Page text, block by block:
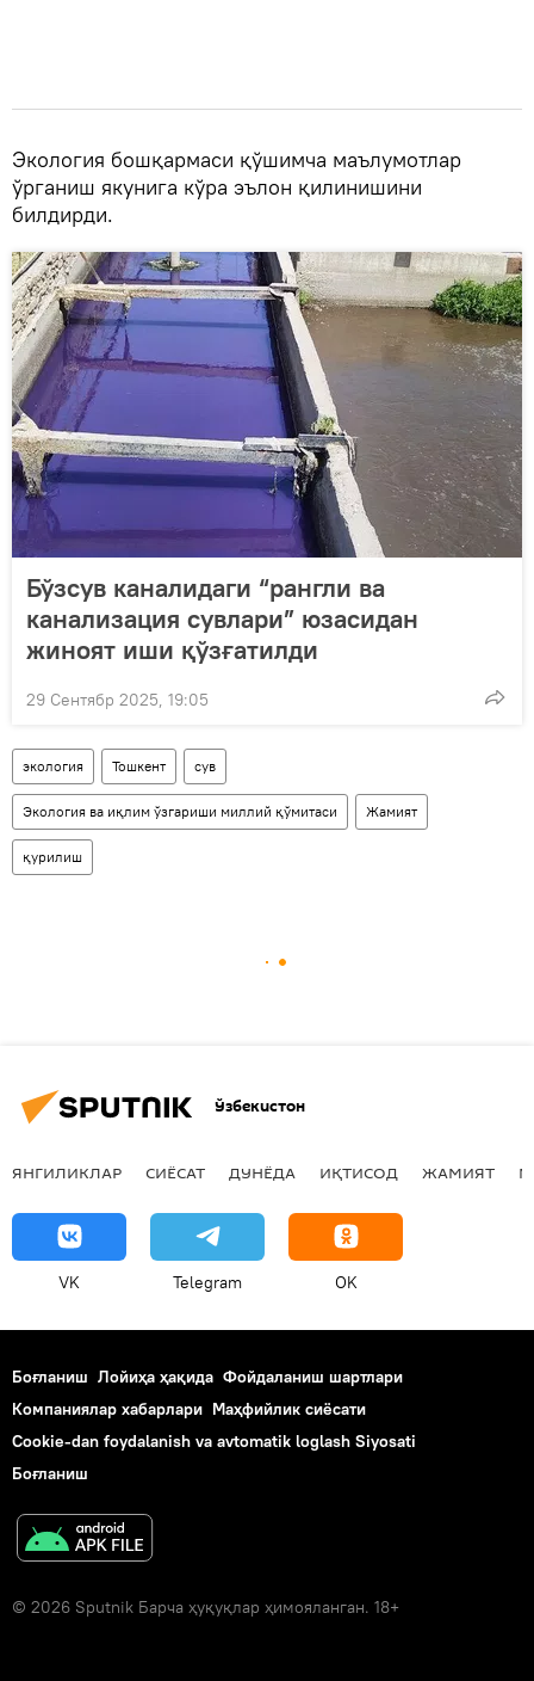
Экология бошқармаси қўшимча маълумотлар
ўрганиш якунига кўра эълон қилинишини
билдирди.
Бўзсув каналидаги “рангли ва
канализация сувлари” юзасидан
жиноят иши қўзғатилди
29 Сентябр 2025, 19:05
экология Тошкент сув
Экология ва иқлим ўзгариши миллий қўмитаси Жамият
қурилиш
Ўзбекистон
ЯНГИЛИКЛАР СИЁСАТ ДУНЁДА ИҚТИСОД ЖАМИЯТ
VK Telegram OK
Боғланиш Лойиҳа ҳақида Фойдаланиш шартлари
Компаниялар хабарлари Маҳфийлик сиёсати
Cookie-dan foydalanish va avtomatik loglash Siyosati
Боғланиш
© 2026 Sputnik Барча ҳуқуқлар ҳимояланган. 18+